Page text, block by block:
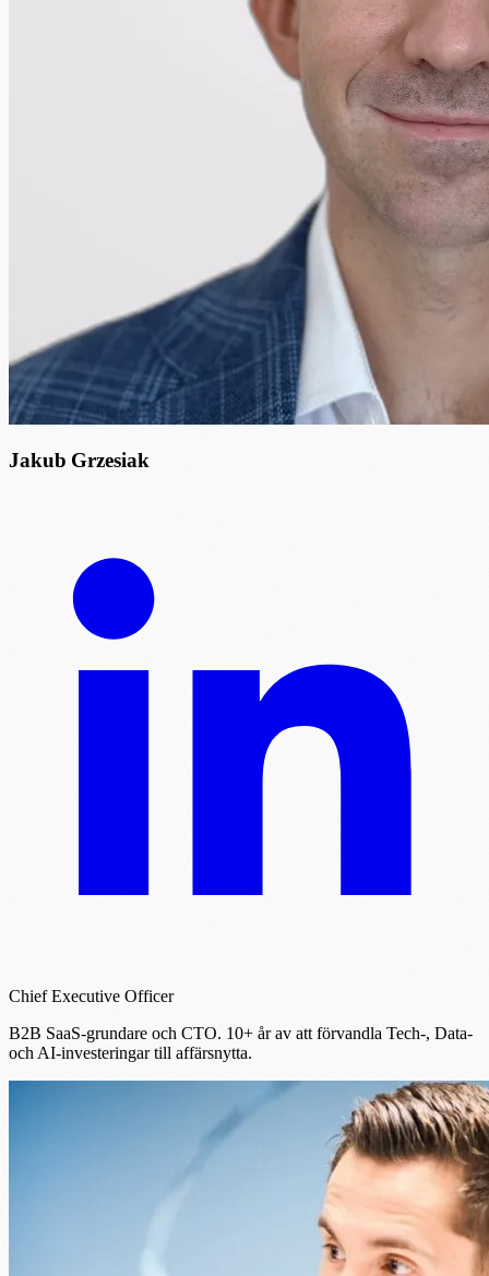
Jakub Grzesiak
Chief Executive Officer
B2B SaaS-grundare och CTO. 10+ år av att förvandla Tech-, Data-
och AI-investeringar till affärsnytta.